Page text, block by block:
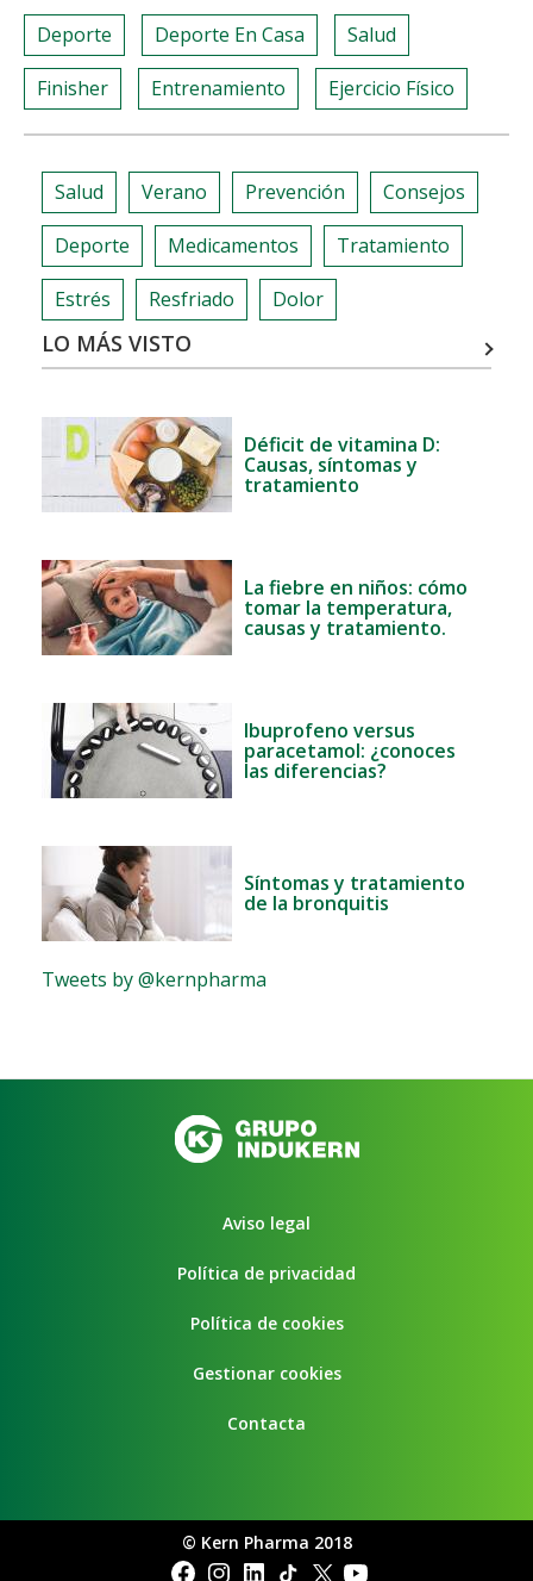
Deporte Deporte En Casa Salud
Finisher Entrenamiento Ejercicio Físico
Salud Verano Prevención Consejos
Deporte Medicamentos Tratamiento
Estrés Resfriado Dolor
LO MÁS VISTO
Déficit de vitamina D:
Causas, síntomas y
tratamiento
La fiebre en niños: cómo
tomar la temperatura,
causas y tratamiento.
Ibuprofeno versus
paracetamol: ¿conoces
las diferencias?
Síntomas y tratamiento
de la bronquitis
Tweets by @kernpharma
Aviso legal
Política de privacidad
Política de cookies
Gestionar cookies
Contacta
© Kern Pharma 2018